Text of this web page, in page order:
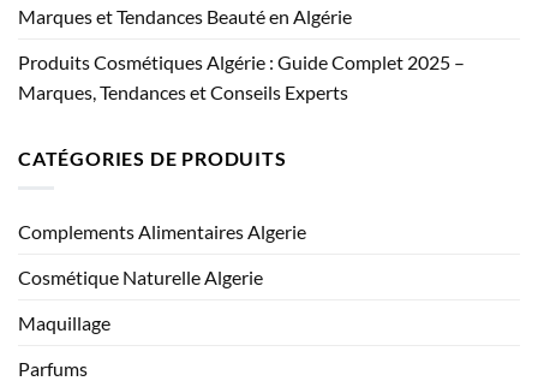
Marques et Tendances Beauté en Algérie
Produits Cosmétiques Algérie : Guide Complet 2025 –
Marques, Tendances et Conseils Experts
CATÉGORIES DE PRODUITS
Complements Alimentaires Algerie
Cosmétique Naturelle Algerie
Maquillage
Parfums